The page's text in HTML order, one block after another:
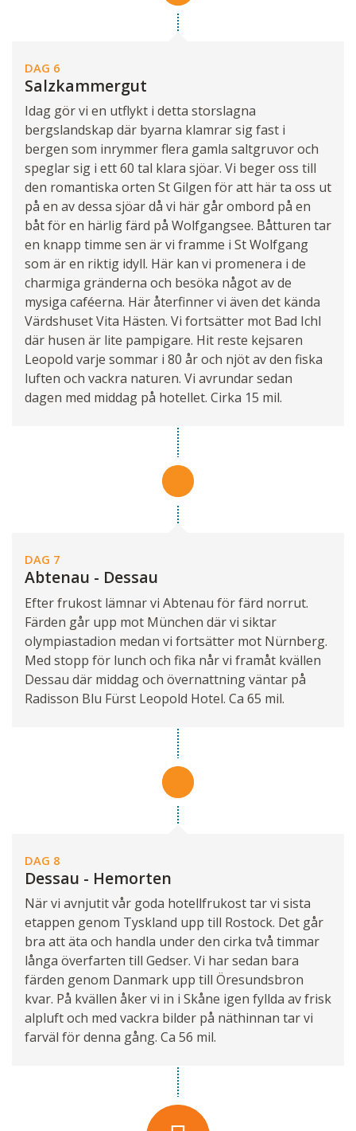
DAG 6
Salzkammergut
Idag gör vi en utflykt i detta storslagna
bergslandskap där byarna klamrar sig fast i
bergen som inrymmer flera gamla saltgruvor och
speglar sig i ett 60 tal klara sjöar. Vi beger oss till
den romantiska orten St Gilgen för att här ta oss ut
på en av dessa sjöar då vi här går ombord på en
båt för en härlig färd på Wolfgangsee. Båtturen tar
en knapp timme sen är vi framme i St Wolfgang
som är en riktig idyll. Här kan vi promenera i de
charmiga gränderna och besöka något av de
mysiga caféerna. Här återfinner vi även det kända
Värdshuset Vita Hästen. Vi fortsätter mot Bad Ichl
där husen är lite pampigare. Hit reste kejsaren
Leopold varje sommar i 80 år och njöt av den fiska
luften och vackra naturen. Vi avrundar sedan
dagen med middag på hotellet. Cirka 15 mil.
DAG 7
Abtenau - Dessau
Efter frukost lämnar vi Abtenau för färd norrut.
Färden går upp mot München där vi siktar
olympiastadion medan vi fortsätter mot Nürnberg.
Med stopp för lunch och fika når vi framåt kvällen
Dessau där middag och övernattning väntar på
Radisson Blu Fürst Leopold Hotel. Ca 65 mil.
DAG 8
Dessau - Hemorten
När vi avnjutit vår goda hotellfrukost tar vi sista
etappen genom Tyskland upp till Rostock. Det går
bra att äta och handla under den cirka två timmar
långa överfarten till Gedser. Vi har sedan bara
färden genom Danmark upp till Öresundsbron
kvar. På kvällen åker vi in i Skåne igen fyllda av frisk
alpluft och med vackra bilder på näthinnan tar vi
farväl för denna gång. Ca 56 mil.